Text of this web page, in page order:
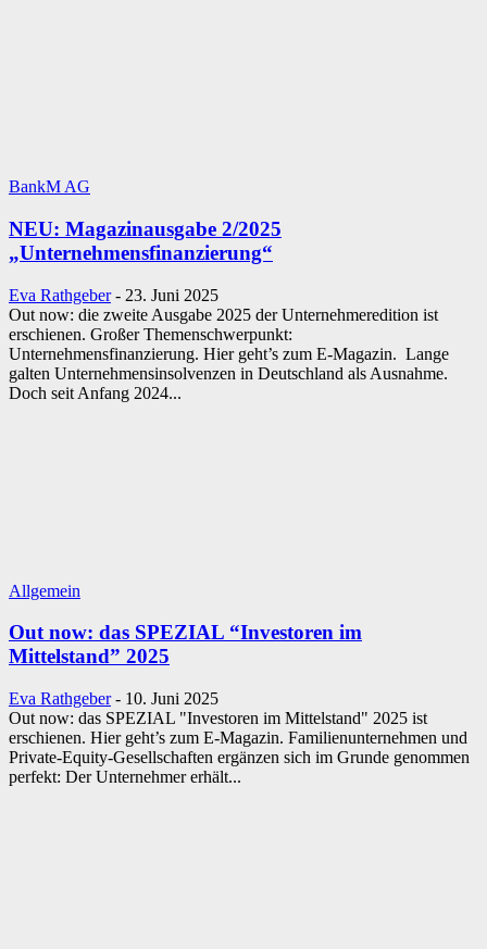
BankM AG
NEU: Magazinausgabe 2/2025
„Unternehmensfinanzierung“
Eva Rathgeber - 23. Juni 2025
Out now: die zweite Ausgabe 2025 der Unternehmeredition ist
erschienen. Großer Themenschwerpunkt:
Unternehmensfinanzierung. Hier geht’s zum E-Magazin. Lange
galten Unternehmensinsolvenzen in Deutschland als Ausnahme.
Doch seit Anfang 2024...
Allgemein
Out now: das SPEZIAL “Investoren im
Mittelstand” 2025
Eva Rathgeber - 10. Juni 2025
Out now: das SPEZIAL "Investoren im Mittelstand" 2025 ist
erschienen. Hier geht’s zum E-Magazin. Familienunternehmen und
Private-Equity-Gesellschaften ergänzen sich im Grunde ­genommen
perfekt: Der Unternehmer erhält...